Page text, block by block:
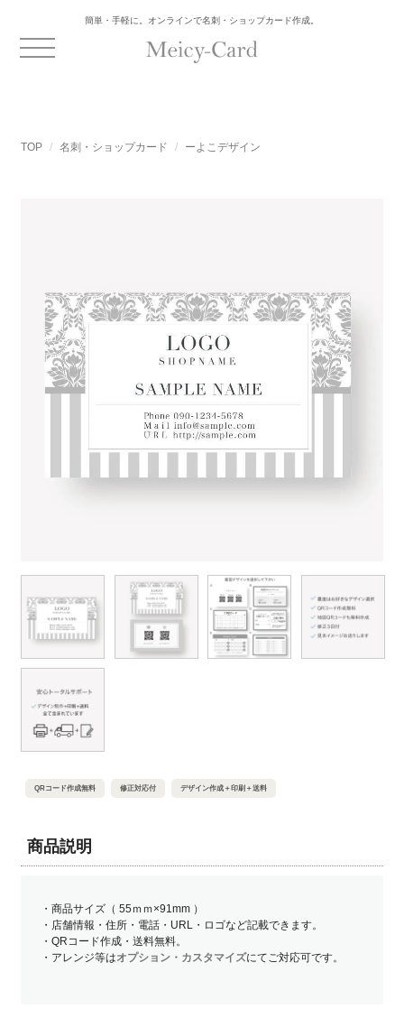
簡単・手軽に。オンラインで名刺・ショップカード作成。
TOP 名刺・ショップカード ーよこデザイン
QRコード作成無料 修正対応付 デザイン作成＋印刷＋送料
商品説明
・商品サイズ（ 55ｍｍ×91mm ）
・店舗情報・住所・電話・URL・ロゴなど記載できます。
・QRコード作成・送料無料。
・アレンジ等はオプション・カスタマイズにてご対応可です。